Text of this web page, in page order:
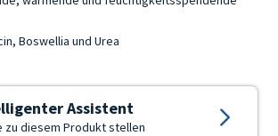
Boswellia und Urea
Assistent
zu diesem Produkt stellen